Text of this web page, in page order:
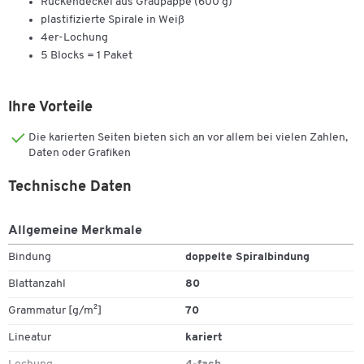
plastifizierte Spirale in Weiß
4er-Lochung
5 Blocks = 1 Paket
Ihre Vorteile
Die karierten Seiten bieten sich an vor allem bei vielen Zahlen,
Daten oder Grafiken
Technische Daten
Allgemeine Merkmale
Bindung doppelte Spiralbindung
Blattanzahl 80
Grammatur [g/m²] 70
Lineatur kariert
Zum Zoomen doppeltippen